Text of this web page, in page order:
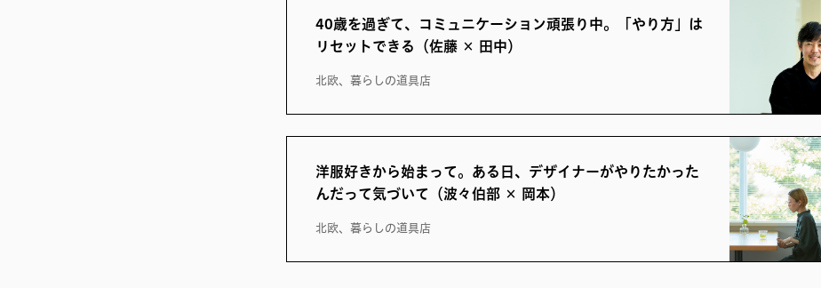
40歳を過ぎて、コミュニケーション頑張り中。「やり方」は
リセットできる（佐藤 × 田中）
北欧、暮らしの道具店
洋服好きから始まって。ある日、デザイナーがやりたかった
んだって気づいて（波々伯部 × 岡本）
北欧、暮らしの道具店